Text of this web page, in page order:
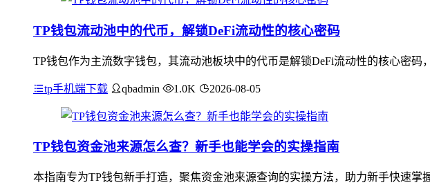
TP钱包流动池中的代币，解锁DeFi流动性的核心密码
TP钱包作为主流数字钱包，其流动池板块中的代币是解锁DeFi流动性的核心密
tp手机端下载 qbadmin 1.0K 2026-08-05
TP钱包资金池来源怎么查？新手也能学会的实操指南
本指南专为TP钱包新手打造，聚焦资金池来源查询的实操方法，助力新手快速